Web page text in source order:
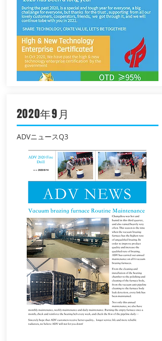
2020年9月
ADVニュースQ3